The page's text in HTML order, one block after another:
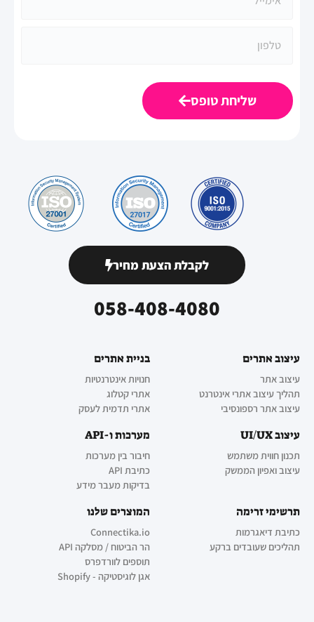
שליחת טופס
לקבלת הצעת מחיר
058-408-4080
עיצוב אתרים
עיצוב אתר
תהליך עיצוב אתרי אינטרנט
עיצוב אתר רספונסיבי
בניית אתרים
חנויות אינטרנטיות
אתרי קטלוג
אתרי תדמית לעסק
עיצוב UI/UX
תכנון חווית משתמש
עיצוב ואפיון הממשק
מערכות ו-API
חיבור בין מערכות
כתיבת API
בדיקות מעבר מידע
תרשימי זרימה
כתיבת דיאגרמות
תהליכים שעובדים ברקע
המוצרים שלנו
Connectika.io
הר הביטוח / מסלקה API
תוספים לוורדפרס
אגן לוגיסטיקה - Shopify